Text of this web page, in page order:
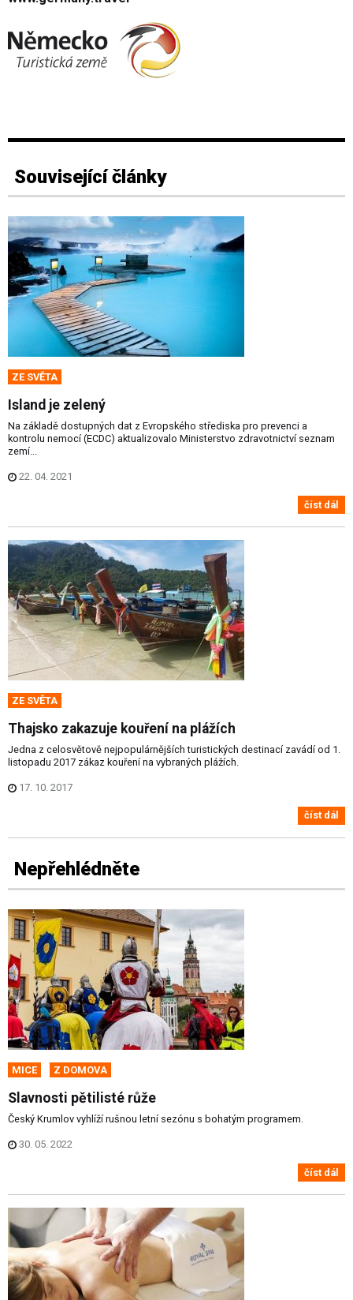
Související články
ZE SVĚTA
Island je zelený
Na základě dostupných dat z Evropského střediska pro prevenci a
kontrolu nemocí (ECDC) aktualizovalo Ministerstvo zdravotnictví seznam
zemí...
22. 04. 2021
číst dál
ZE SVĚTA
Thajsko zakazuje kouření na plážích
Jedna z celosvětově nejpopulárnějších turistických destinací zavádí od 1.
listopadu 2017 zákaz kouření na vybraných plážích.
17. 10. 2017
číst dál
Nepřehlédněte
MICE Z DOMOVA
Slavnosti pětilisté růže
Český Krumlov vyhlíží rušnou letní sezónu s bohatým programem.
30. 05. 2022
číst dál